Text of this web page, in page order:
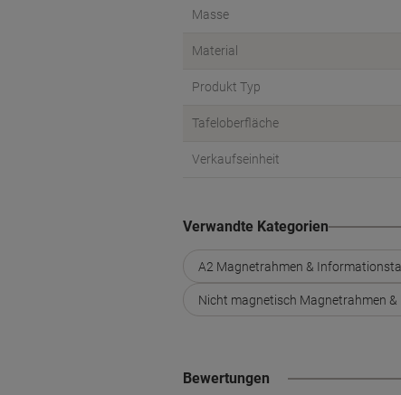
Masse
Material
Produkt Typ
Tafeloberfläche
Verkaufseinheit
Verwandte Kategorien
A2 Magnetrahmen &
Nicht magnetisch Magnetrahmen
Bewertungen